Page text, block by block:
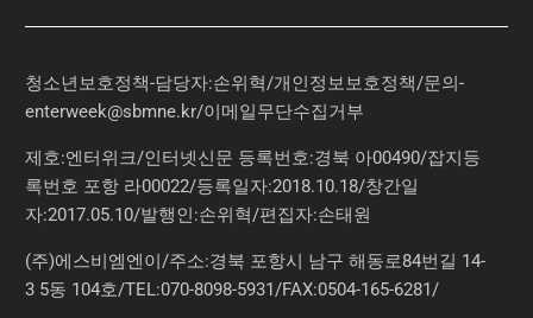
청소년보호정책-담당자:손위혁/개인정보보호정책/문의-
enterweek@sbmne.kr/이메일무단수집거부
제호:엔터위크/인터넷신문 등록번호:경북 아00490/잡지등
록번호 포항 라00022/등록일자:2018.10.18/창간일
자:2017.05.10/발행인:손위혁/편집자:손태원
(주)에스비엠엔이/주소:경북 포항시 남구 해동로84번길 14-
3 5동 104호/TEL:070-8098-5931/FAX:0504-165-6281/